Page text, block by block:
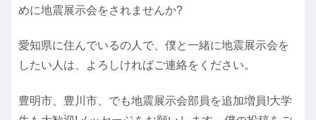
めに地震展示会をされませんか?
愛知県に住んでいるの人で、僕と一緒に地震展示会を
したい人は、よろしければご連絡をください。
豊明市、豊川市、でも地震展示会部員を追加増員!大学